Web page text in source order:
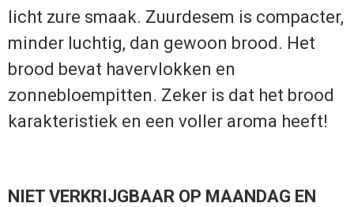
licht zure smaak. Zuurdesem is compacter,
minder luchtig, dan gewoon brood. Het
brood bevat havervlokken en
zonnebloempitten. Zeker is dat het brood
karakteristiek en een voller aroma heeft!
NIET VERKRIJGBAAR OP MAANDAG EN